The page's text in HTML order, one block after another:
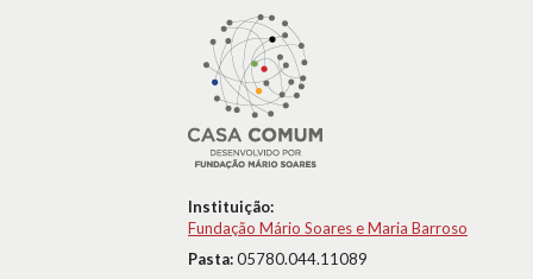
Instituição:
Fundação Mário Soares e Maria Barroso
Pasta:05780.044.11089